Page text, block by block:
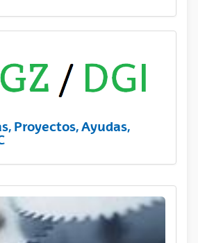
Proyectos, Ayudas,